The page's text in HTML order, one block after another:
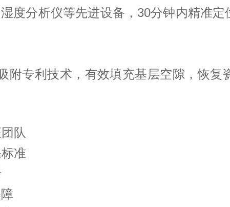
度分析仪等先进设备，30分钟内精准
附专利技术，有效填充基层空隙，恢
队
准